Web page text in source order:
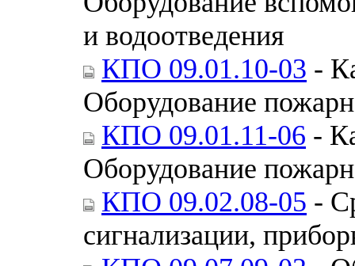
и водоотведения
КПО 09.01.10-03 -
Оборудование
КПО 09.01.11-06 -
Оборудование
КПО 09.02.08-05 -
сигнализации,